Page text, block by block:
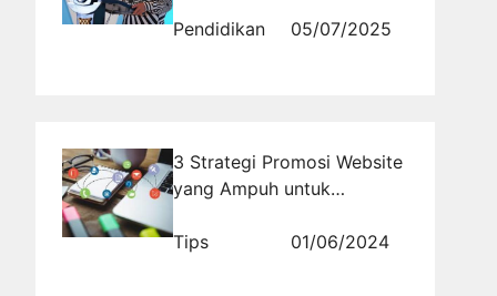
Tertentu 2025
Pendidikan 05/07/2025
3 Strategi Promosi Website
yang Ampuh untuk
Profit!
Tips 01/06/2024